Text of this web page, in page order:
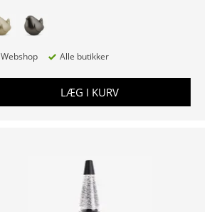
Webshop Alle butikker
LÆG I KURV